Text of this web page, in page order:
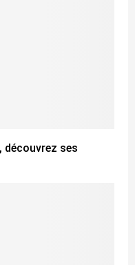
découvrez ses